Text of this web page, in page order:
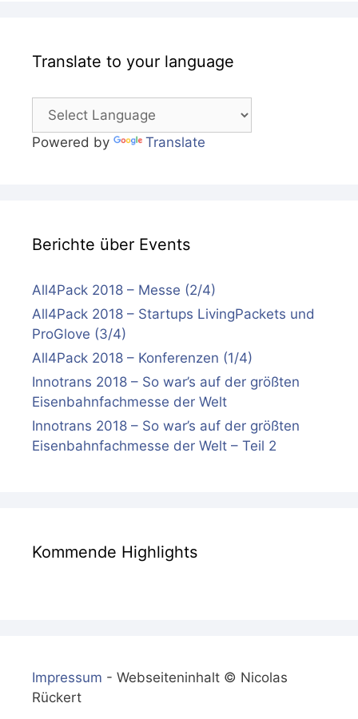
Translate to your language
Powered by Translate
Berichte über Events
All4Pack 2018 – Messe (2/4)
All4Pack 2018 – Startups LivingPackets und
ProGlove (3/4)
All4Pack 2018 – Konferenzen (1/4)
Innotrans 2018 – So war’s auf der größten
Eisenbahnfachmesse der Welt
Innotrans 2018 – So war’s auf der größten
Eisenbahnfachmesse der Welt – Teil 2
Kommende Highlights
Impressum - Webseiteninhalt © Nicolas
Rückert